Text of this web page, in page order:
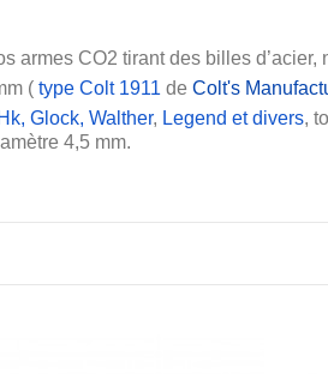
armes CO2
( type Colt 1911 de Colt's
Glock, Walther, Legend et divers
4,5 mm.